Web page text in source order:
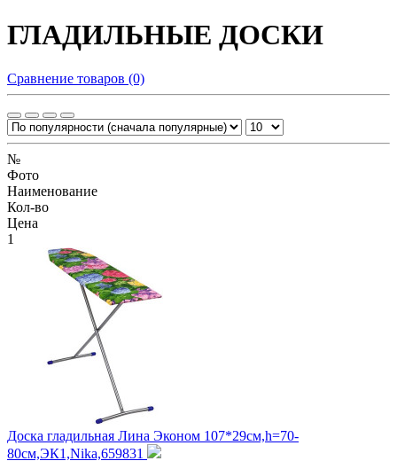
ГЛАДИЛЬНЫЕ ДОСКИ
Сравнение товаров (0)
№
Фото
Наименование
Кол-во
Цена
1
Доска гладильная Лина Эконом 107*29см,h=70-
80см,ЭК1,Nika,659831